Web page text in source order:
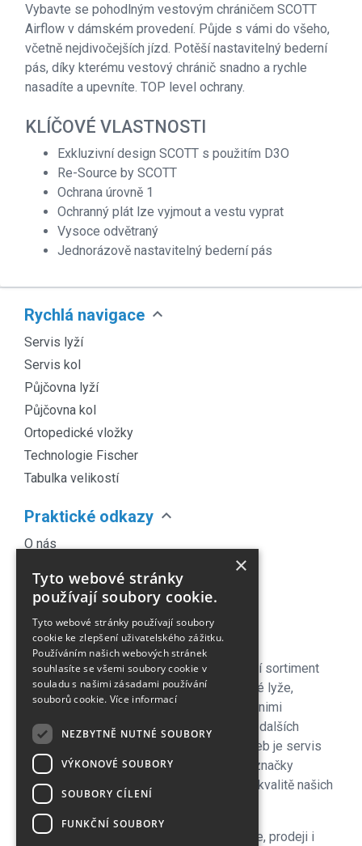
Vybavte se pohodlným vestovým chráničem SCOTT
Airflow v dámském provedení. Půjde s vámi do všeho,
včetně nejdivočejších jízd. Potěší nastavitelný bederní
pás, díky kterému vestový chránič snadno a rychle
nasadíte a upevníte. TOP level ochrany.
KLÍČOVÉ VLASTNOSTI
Exkluzivní design SCOTT s použitím D3O
Re-Source by SCOTT
Ochrana úrovně 1
Ochranný plát lze vyjmout a vestu vyprat
Vysoce odvětraný
Jednorázově nastavitelný bederní pás
Rychlá navigace expand_more
Servis lyží
Servis kol
Půjčovna lyží
Půjčovna kol
Ortopedické vložky
Technologie Fischer
Tabulka velikostí
Praktické odkazy expand_more
O nás
Obchodní podmínky
Kontakt
Pro naše zákazníky je připraven kompletní sortiment
lyžařského vybavení - sjezdové a bežecké lyže,
lyžařské a běžecké boty, snowboardy a s nimi
související vybavení, oblečení a celá řada dalších
doplňků. Důležitou součástí zimních služeb je servis
lyží i snowboardů na špičkových strojích značky
Wintersteiger zkušenými servismeny. Na kvalitě našich
servisů si velmi zakládáme!
V letní sezoně se plně věnujeme cyklistice, prodeji i
×
Tyto webové stránky
používají soubory cookie.
Tyto webové stránky používají soubory
cookie ke zlepšení uživatelského zážitku.
Používáním našich webových stránek
souhlasíte se všemi soubory cookie v
souladu s našimi zásadami používání
souborů cookie. Více informací
NEZBYTNĚ NUTNÉ SOUBORY
VÝKONOVÉ SOUBORY
SOUBORY CÍLENÍ
FUNKČNÍ SOUBORY